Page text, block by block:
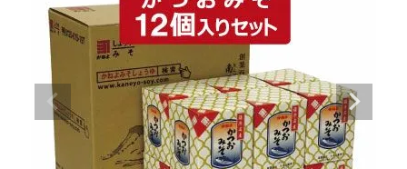
マイページ